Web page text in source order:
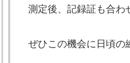
測定後、記録証も合わ
ぜひこの機会に日頃の